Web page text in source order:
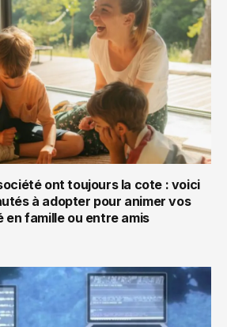
ont toujours la cote : voici
à adopter pour animer vos
en famille ou entre amis